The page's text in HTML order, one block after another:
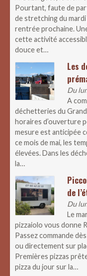
Pourtant, faute de
de stretching du
rentrée prochaine.
cette activité
douce et…
Les
Du
A
déchetteries du
horaires d’ouverture
mesure est anticipée
ce mois de mai, les
élevées. Dans les
la…
de
Du
Le
pizzaiolo vous donne
Passez commande
ou directement sur
Premières pizzas
pizza du jour sur la…